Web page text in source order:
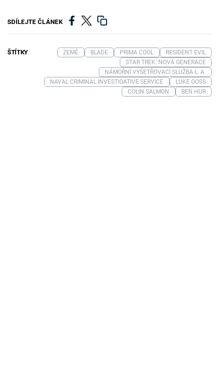
SDÍLEJTE ČLÁNEK
ŠTÍTKY ZEMĚ BLADE PRIMA COOL
RESIDENT EVIL
STAR TREK: NOVÁ GENERACE
NÁMOŘNÍ VYŠETŘOVACÍ SLUŽBA L. A.
NAVAL CRIMINAL INVESTIGATIVE SERVICE
LUKE GOSS
COLIN SALMON
BEN HUR